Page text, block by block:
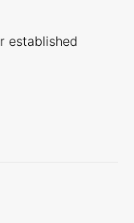
established